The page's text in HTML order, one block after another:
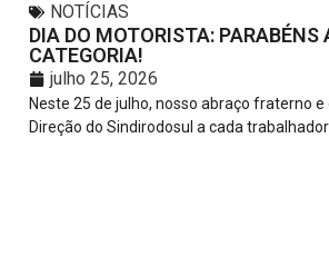
NOTÍCIAS
DIA DO MOTORISTA: PARABÉNS
CATEGORIA!
julho 25, 2026
Neste 25 de julho, nosso abraço fraterno
Direção do Sindirodosul a cada